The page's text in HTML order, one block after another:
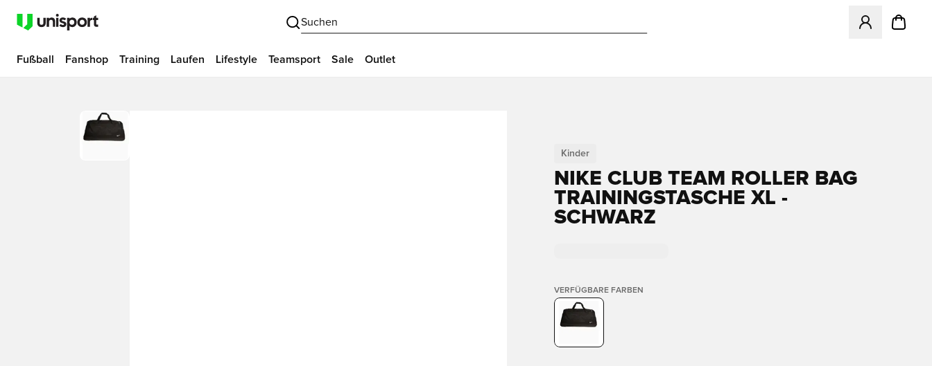
Suchen
Öffnet ein
Fußball Fanshop Training Laufen Lifestyle Teamsport Sale Outlet
Kinder
NIKE CLUB TEAM ROLLER BAG
TRAININGSTASCHE XL -
SCHWARZ
VERFÜGBARE FARBEN